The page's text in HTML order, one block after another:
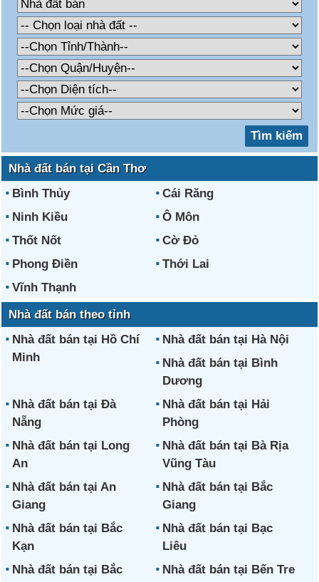
Nhà đất bán tại Cần Thơ
Bình Thủy
Cái Răng
Ninh Kiều
Ô Môn
Thốt Nốt
Cờ Đỏ
Phong Điền
Thới Lai
Vĩnh Thạnh
Nhà đất bán theo tỉnh
Nhà đất bán tại Hồ Chí
Minh
Nhà đất bán tại Hà Nội
Nhà đất bán tại Bình
Dương
Nhà đất bán tại Đà
Nẵng
Nhà đất bán tại Hải
Phòng
Nhà đất bán tại Long
An
Nhà đất bán tại Bà Rịa
Vũng Tàu
Nhà đất bán tại An
Giang
Nhà đất bán tại Bắc
Giang
Nhà đất bán tại Bắc
Kạn
Nhà đất bán tại Bạc
Liêu
Nhà đất bán tại Bắc
Nhà đất bán tại Bến Tre